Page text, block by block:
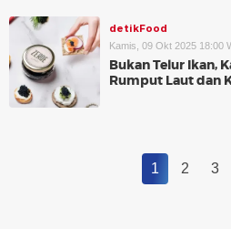
detikFood
Kamis, 09 Okt 2025 18:00
Bukan Telur Ikan,
Rumput Laut dan
1 2 3